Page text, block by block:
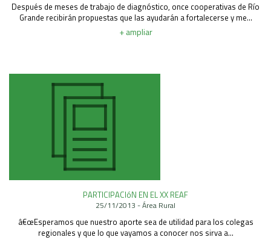
Después de meses de trabajo de diagnóstico, once cooperativas de Río
Grande recibirán propuestas que las ayudarán a fortalecerse y me...
+ ampliar
PARTICIPACIóN EN EL XX REAF
25/11/2013 - Área Rural
â€œEsperamos que nuestro aporte sea de utilidad para los colegas
regionales y que lo que vayamos a conocer nos sirva a...